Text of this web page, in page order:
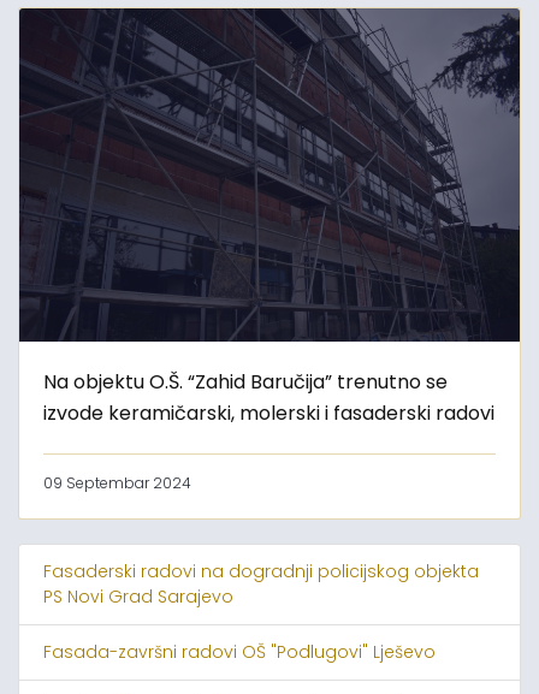
Na objektu O.Š. “Zahid Baručija” trenutno se
izvode keramičarski, molerski i fasaderski radovi
09 Septembar 2024
Fasaderski radovi na dogradnji policijskog objekta
PS Novi Grad Sarajevo
Fasada-završni radovi OŠ "Podlugovi" Lješevo